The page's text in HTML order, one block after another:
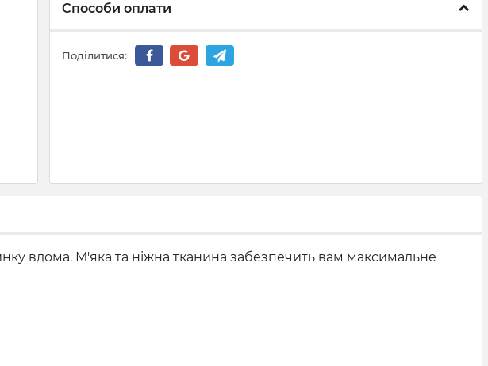
Способи оплати
Поділитися:
вдома. М'яка та ніжна тканина забезпечить вам максимальне